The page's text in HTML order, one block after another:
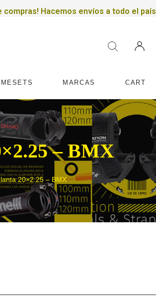
Filtrar por precio
compras! Hacemos envíos a todo el país
MARCAS CART
– BMX
20×2.25 – BMX